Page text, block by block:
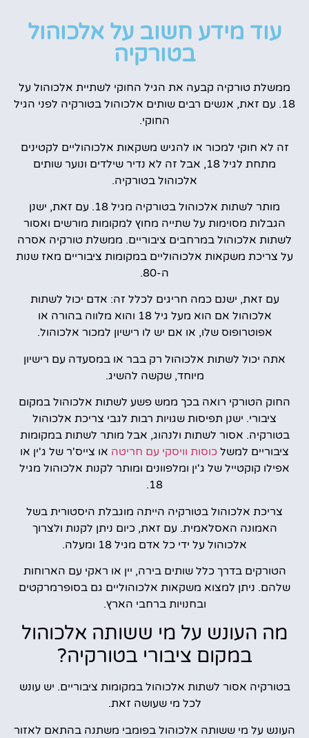
עוד מידע חשוב על אלכוהול
בטורקיה
ממשלת טורקיה קבעה את הגיל החוקי לשתיית אלכוהול על
18. עם זאת, אנשים רבים שותים אלכוהול בטורקיה לפני הגיל
החוקי.
זה לא חוקי למכור או להגיש משקאות אלכוהוליים לקטינים
מתחת לגיל 18, אבל זה לא נדיר שילדים ונוער שותים
אלכוהול בטורקיה.
מותר לשתות אלכוהול בטורקיה מגיל 18. עם זאת, ישנן
הגבלות מסוימות על שתייה מחוץ למקומות מורשים ואסור
לשתות אלכוהול במרחבים ציבוריים. ממשלת טורקיה אסרה
על צריכת משקאות אלכוהוליים במקומות ציבוריים מאז שנות
ה-80.
עם זאת, ישנם כמה חריגים לכלל זה: אדם יכול לשתות
אלכוהול אם הוא מעל גיל 18 והוא מלווה בהורה או
אפוטרופוס שלו, או אם יש לו רישיון למכור אלכוהול.
אתה יכול לשתות אלכוהול רק בבר או במסעדה עם רישיון
מיוחד, שקשה להשיג.
החוק הטורקי רואה בכך ממש פשע לשתות אלכוהול במקום
ציבורי. ישנן תפיסות שגויות רבות לגבי צריכת אלכוהול
בטורקיה. אסור לשתות ולנהוג, אבל מותר לשתות במקומות
ציבוריים למשל כוסות וויסקי עם חריטה או צייס'ר של ג'ין או
אפילו קוקטייל של ג'ין ומלפוונים ומותר לקנות אלכוהול מגיל
18.
צריכת אלכוהול בטורקיה הייתה מוגבלת היסטורית בשל
האמונה האסלאמית. עם זאת, כיום ניתן לקנות ולצרוך
אלכוהול על ידי כל אדם מגיל 18 ומעלה.
הטורקים בדרך כלל שותים בירה, יין או ראקי עם הארוחות
שלהם. ניתן למצוא משקאות אלכוהוליים גם בסופרמרקטים
ובחנויות ברחבי הארץ.
מה העונש על מי ששותה אלכוהול
במקום ציבורי בטורקיה?
בטורקיה אסור לשתות אלכוהול במקומות ציבוריים. יש עונש
לכל מי שעושה זאת.
העונש על מי ששותה אלכוהול בפומבי משתנה בהתאם לאזור